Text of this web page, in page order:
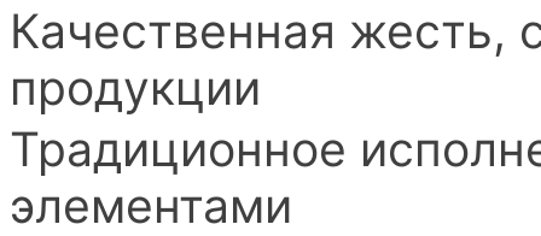
Качественная жесть,
продукции
Традиционное
элементами